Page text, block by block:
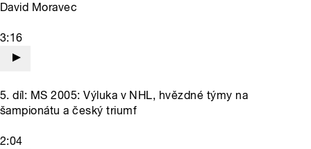
David Moravec
3:16
5. díl: MS 2005: Výluka v NHL, hvězdné týmy na
šampionátu a český triumf
2:04